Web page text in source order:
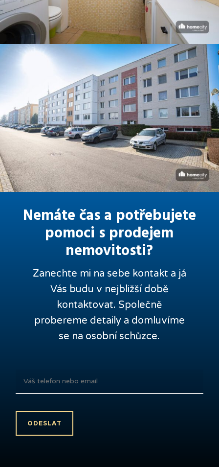
Nemáte čas a potřebujete
pomoci s prodejem
nemovitosti?
Zanechte mi na sebe kontakt a já
Vás budu v nejbližší době
kontaktovat. Společně
probereme detaily a domluvíme
se na osobní schůzce.